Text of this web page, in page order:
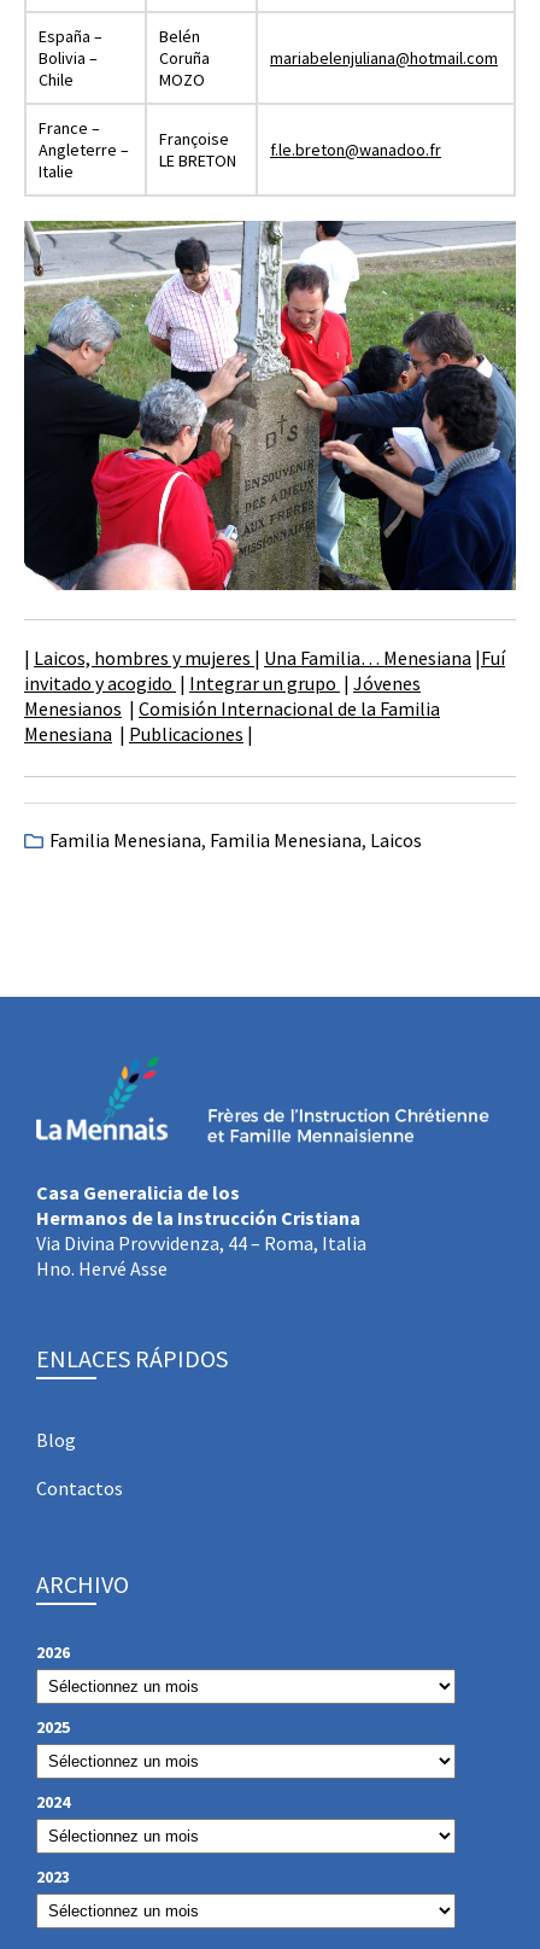
España –
Bolivia –
Chile
Belén
Coruña
MOZO
mariabelenjuliana@hotmail.com
France –
Angleterre –
Italie
Françoise
LE BRETON
f.le.breton@wanadoo.fr
| Laicos, hombres y mujeres | Una Familia… Menesiana |Fuí
invitado y acogido | Integrar un grupo | Jóvenes
Menesianos | Comisión Internacional de la Familia
Menesiana | Publicaciones |
Familia Menesiana, Familia Menesiana, Laicos
Casa Generalicia de los
Hermanos de la Instrucción Cristiana
Via Divina Provvidenza, 44 – Roma, Italia
Hno. Hervé Asse
ENLACES RÁPIDOS
Blog
Contactos
ARCHIVO
2026
2025
2024
2023